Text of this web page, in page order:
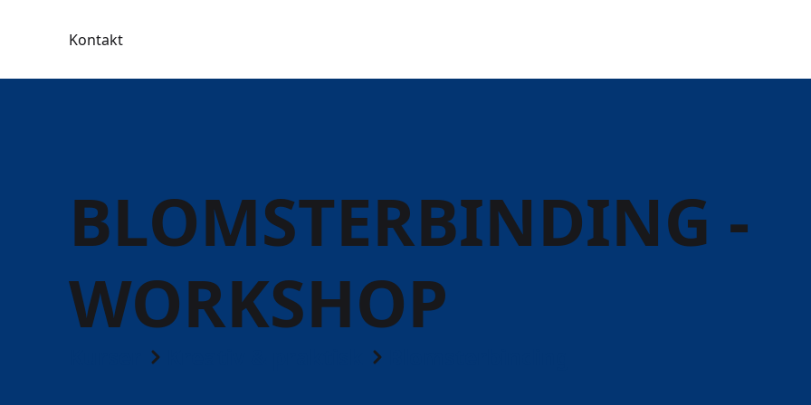
Kontakt
BLOMSTERBINDING -
WORKSHOP